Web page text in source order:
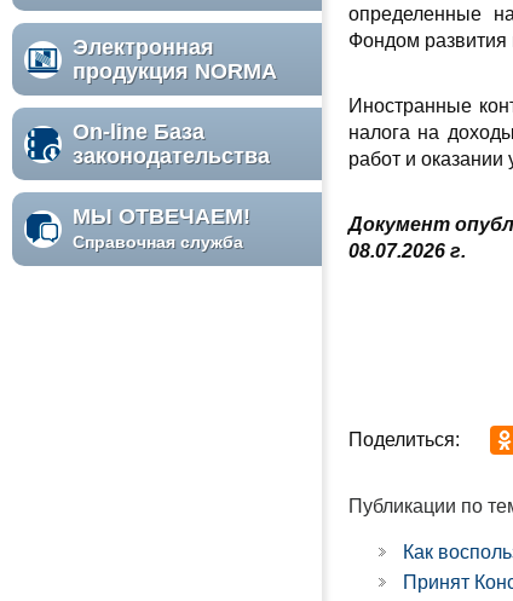
Электронная
продукция NORMA
On-line База
законодательства
МЫ ОТВЕЧАЕМ!
Справочная служба
определенные
Фондом развития
Иностранные
налога на
работ и оказании
Документ
08.07.2026 г.
Поделиться:
Публикации по
Как
Принят